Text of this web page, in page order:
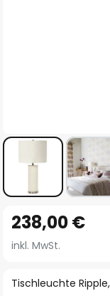
Anfang
der
springen
Tischleuchte
238,00 €
inkl. MwSt.